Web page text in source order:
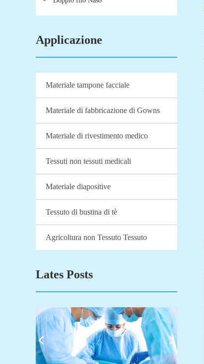
Applicazione
Materiale tampone facciale
Materiale di fabbricazione di Gowns
Materiale di rivestimento medico
Tessuti non tessuti medicali
Materiale diapositive
Tessuto di bustina di tè
Agricoltura non Tessuto Tessuto
Lates Posts